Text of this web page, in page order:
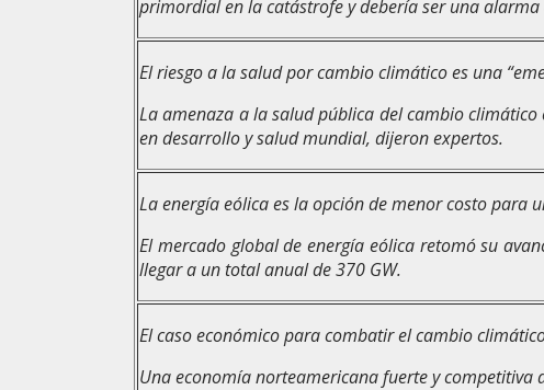
primordial en la catástrofe y debería ser una
El riesgo a la salud por cambio climático es una
La amenaza a la salud pública del cambio
en desarrollo y salud mundial, dijeron expertos.
La energía eólica es la opción de menor costo para
El mercado global de energía eólica retomó su
llegar a un total anual de 370 GW.
El caso económico para combatir el cambio
Una economía norteamericana fuerte y competitiva